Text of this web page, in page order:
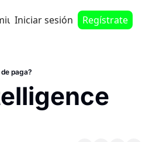
Iniciar sesión Regístrate
paga?